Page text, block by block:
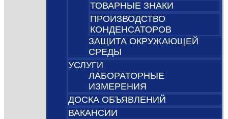
ТОВАРНЫЕ ЗНАКИ
ПРОИЗВОДСТВО
КОНДЕНСАТОРОВ
ЗАЩИТА ОКРУЖАЮЩЕЙ
СРЕДЫ
УСЛУГИ
ЛАБОРАТОРНЫЕ
ИЗМЕРЕНИЯ
ДОСКА ОБЪЯВЛЕНИЙ
ВАКАНСИИ